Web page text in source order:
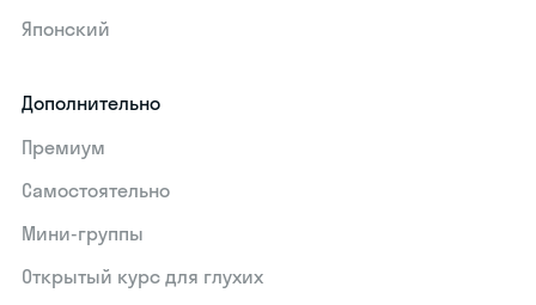
Японский
Дополнительно
Премиум
Самостоятельно
Мини-группы
Открытый курс для глухих